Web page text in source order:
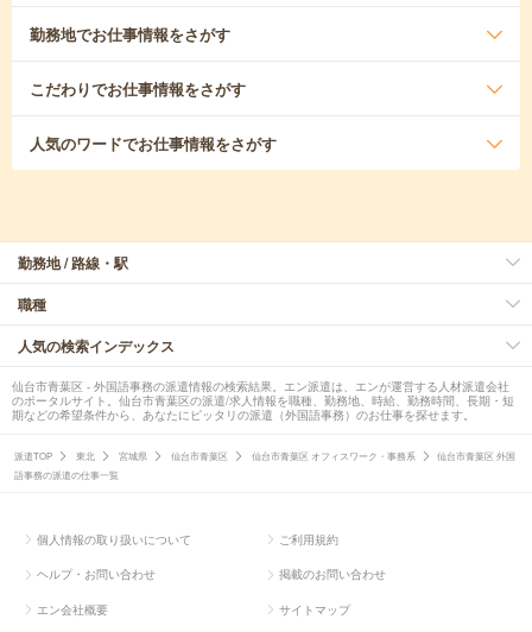
勤務地でお仕事情報をさがす
こだわりでお仕事情報をさがす
人気のワードでお仕事情報をさがす
勤務地 / 路線・駅
職種
人気の検索インデックス
仙台市青葉区 - 外国語事務の派遣情報の検索結果。エン派遣は、エンが運営する人材派遣会社
のポータルサイト。仙台市青葉区の派遣/求人情報を職種、勤務地、時給、勤務時間、長期・短
期などの希望条件から、あなたにピッタリの派遣（外国語事務）のお仕事を探せます。
派遣TOP 東北 宮城県 仙台市青葉区 仙台市青葉区 オフィスワーク・事務系
仙台市青葉区 外国
語事務の派遣の仕事一覧
個人情報の取り扱いについて ご利用規約
ヘルプ・お問い合わせ 掲載のお問い合わせ
エン会社概要 サイトマップ